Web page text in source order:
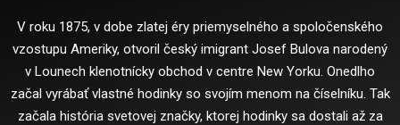
V roku 1875, v dobe zlatej éry priemyselného a spoločenského
vzostupu Ameriky, otvoril český imigrant Josef Bulova narodený
v Lounech klenotnícky obchod v centre New Yorku. Onedlho
začal vyrábať vlastné hodinky so svojím menom na číselníku. Tak
začala história svetovej značky, ktorej hodinky sa dostali až za